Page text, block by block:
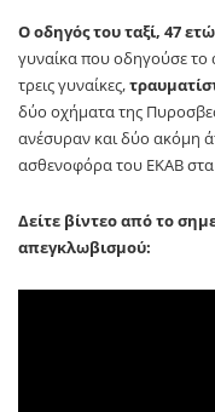
Ο οδηγός του ταξί, 47
γυναίκα που οδηγούσε το
τρεις γυναίκες,
δύο οχήματα της
ανέσυραν και δύο ακόμη
ασθενοφόρα του ΕΚΑΒ στα
Δείτε βίντεο από το
απεγκλωβισμού: